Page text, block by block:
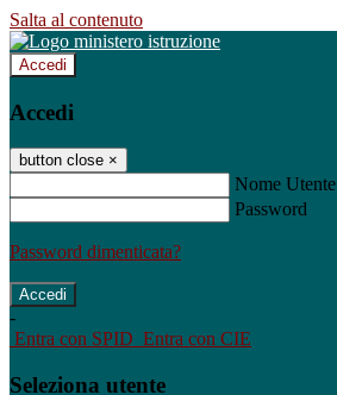
Salta al contenuto
Accedi
Accedi
button close ×
Nome Utente
Password
Password dimenticata?
-
Entra con SPID Entra con CIE
Seleziona utente